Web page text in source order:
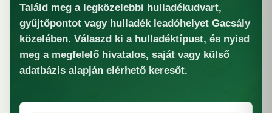
Találd meg a legközelebbi hulladékudvart,
gyűjtőpontot vagy hulladék leadóhelyet Gacsály
közelében. Válaszd ki a hulladéktípust, és nyisd
meg a megfelelő hivatalos, saját vagy külső
adatbázis alapján elérhető keresőt.